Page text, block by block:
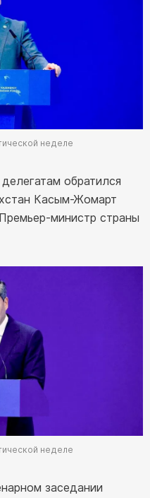
неделе
обратился
Касым-Жомарт
министр страны
неделе
заседании